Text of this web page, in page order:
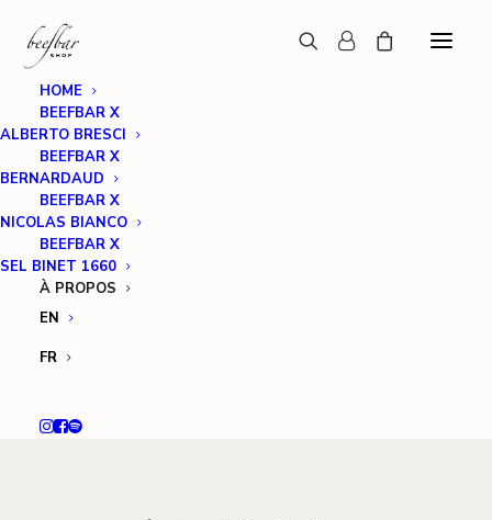
HOME
BEEFBAR X
ALBERTO BRESCI
BEEFBAR X
BERNARDAUD
BEEFBAR X
NICOLAS BIANCO
BEEFBAR X
SEL BINET 1660
À PROPOS
EN
FR